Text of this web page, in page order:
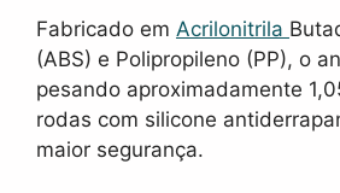
Fabricado em Acrilonitrila
(ABS) e Polipropileno (PP), o
pesando aproximadamente
rodas com silicone
maior segurança.